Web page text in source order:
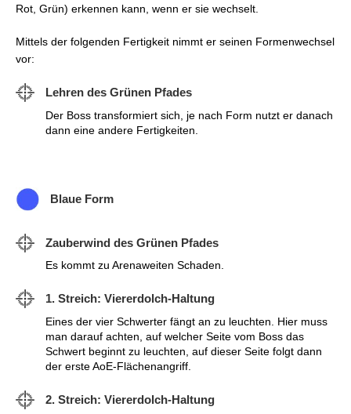
Rot, Grün) erkennen kann, wenn er sie wechselt.
Mittels der folgenden Fertigkeit nimmt er seinen Formenwechsel
vor:
Lehren des Grünen Pfades
Der Boss transformiert sich, je nach Form nutzt er danach
dann eine andere Fertigkeiten.
Blaue Form
Zauberwind des Grünen Pfades
Es kommt zu Arenaweiten Schaden.
1. Streich: Viererdolch-Haltung
Eines der vier Schwerter fängt an zu leuchten. Hier muss
man darauf achten, auf welcher Seite vom Boss das
Schwert beginnt zu leuchten, auf dieser Seite folgt dann
der erste AoE-Flächenangriff.
2. Streich: Viererdolch-Haltung